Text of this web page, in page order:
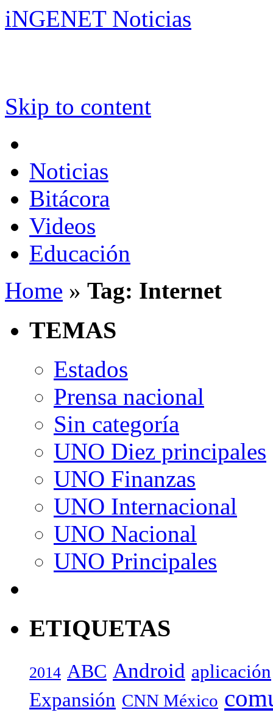
iNGENET Noticias
Skip to content
Noticias
Bitácora
Videos
Educación
Home » Tag: Internet
TEMAS
Estados
Prensa nacional
Sin categoría
UNO Diez principales
UNO Finanzas
UNO Internacional
UNO Nacional
UNO Principales
ETIQUETAS
2014 ABC Android aplicación
Expansión CNN México